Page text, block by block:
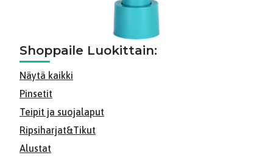
Shoppaile Luokittain:
Näytä kaikki
Pinsetit
Teipit ja suojalaput
Ripsiharjat&Tikut
Alustat